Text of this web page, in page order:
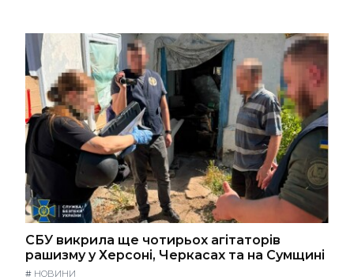
СБУ викрила ще чотирьох агітаторів
рашизму у Херсоні, Черкасах та на Сумщині
# НОВИНИ